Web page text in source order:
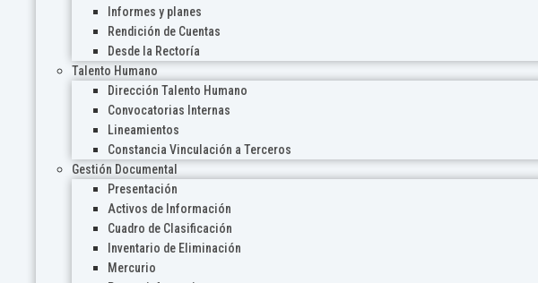
Informes y planes
Rendición de Cuentas
Desde la Rectoría
Talento Humano
Dirección Talento Humano
Convocatorias Internas
Lineamientos
Constancia Vinculación a Terceros
Gestión Documental
Presentación
Activos de Información
Cuadro de Clasificación
Inventario de Eliminación
Mercurio